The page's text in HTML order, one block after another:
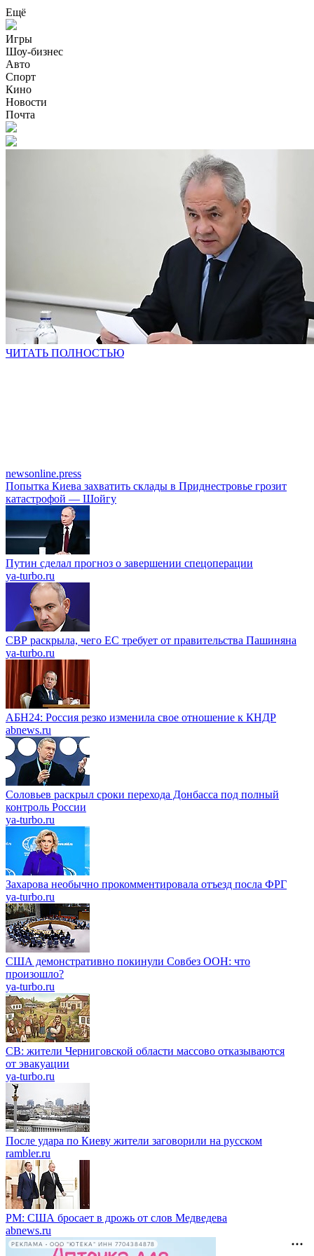
Ещё
Игры
Шоу-бизнес
Авто
Спорт
Кино
Новости
Почта
ЧИТАТЬ ПОЛНОСТЬЮ
newsonline.press
Попытка Киева захватить склады в Приднестровье грозит
катастрофой — Шойгу
Путин сделал прогноз о завершении спецоперации
ya-turbo.ru
СВР раскрыла, чего ЕС требует от правительства Пашиняна
ya-turbo.ru
АБН24: Россия резко изменила свое отношение к КНДР
abnews.ru
Соловьев раскрыл сроки перехода Донбасса под полный
контроль России
ya-turbo.ru
Захарова необычно прокомментировала отъезд посла ФРГ
ya-turbo.ru
США демонстративно покинули Совбез ООН: что
произошло?
ya-turbo.ru
СВ: жители Черниговской области массово отказываются
от эвакуации
ya-turbo.ru
После удара по Киеву жители заговорили на русском
rambler.ru
PM: США бросает в дрожь от слов Медведева
abnews.ru
РЕКЛАМА • ООО "ЮТЕКА" ИНН 7704384878